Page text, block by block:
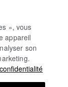
», vous
appareil
son